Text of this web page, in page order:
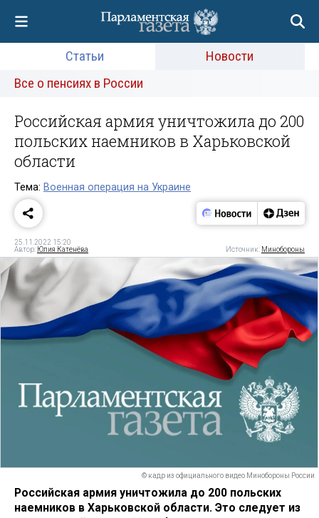
Статьи
Новости
Все о пенсиях в России
Российская армия уничтожила до 200
польских наемников в Харьковской
области
Тема: Военная операция на Украине
25.11.2022 15:20
Автор: Юлия Катенёва Источник: Минобороны
© кадр из официального видео Минобороны России
Российская армия уничтожила до 200 польских
наемников в Харьковской области. Это следует из